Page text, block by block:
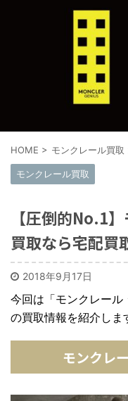
HOME > モンクレール買取
モンクレール買取
【圧倒的No.1
買取なら宅配買
2018年9月17日
今回は「モンクレール
の買取情報を紹介しま
モンクレ